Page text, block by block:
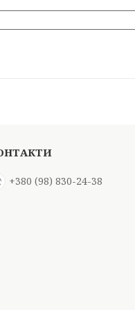
+380 (98) 830-24-38